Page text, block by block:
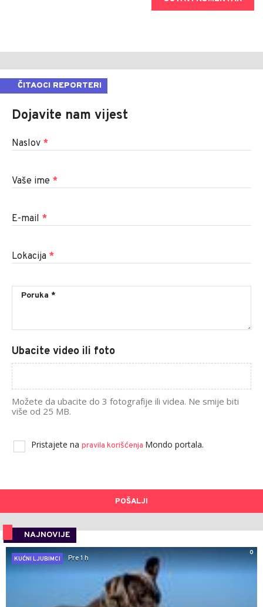
ČITAOCI REPORTERI
Dojavite nam vijest
Naslov *
Vaše ime *
E-mail *
Lokacija *
Ubacite video ili foto
Možete da ubacite do 3 fotografije ili videa. Ne smije biti
više od 25 MB.
Pristajete na pravila korišćenja Mondo portala.
POŠALJI
NAJNOVIJE
0
KUĆNI LJUBIMCI
Pre 1 h